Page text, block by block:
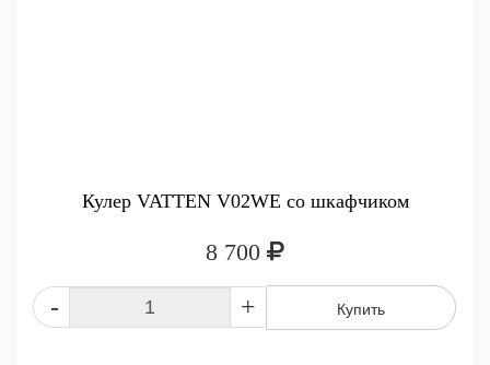
Кулер VATTEN V02WE со шкафчиком
8 700
- + Купить